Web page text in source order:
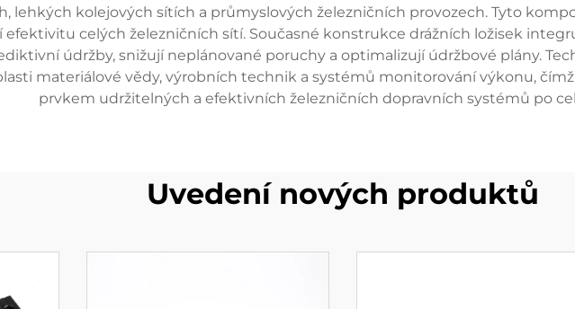
lehkých kolejových sítích a průmyslových železničních provozech. Tyto
efektivitu celých železničních sítí. Současné konstrukce drážních ložisek
údržby, snižují neplánované poruchy a optimalizují údržbové plány.
materiálové vědy, výrobních technik a systémů monitorování výkonu,
prvkem udržitelných a efektivních železničních dopravních systémů po
Uvedení nových produktů